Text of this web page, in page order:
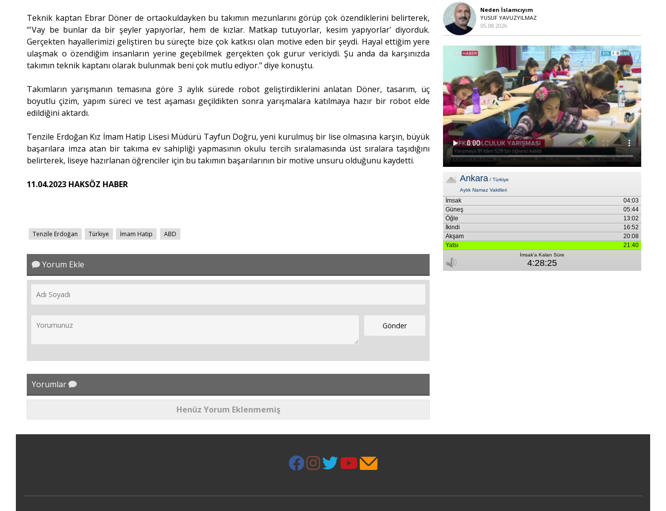
Teknik kaptan Ebrar Döner de ortaokuldayken bu takımın mezunlarını görüp çok özendiklerini belirterek,
"'Vay be bunlar da bir şeyler yapıyorlar, hem de kızlar. Matkap tutuyorlar, kesim yapıyorlar' diyorduk.
Gerçekten hayallerimizi geliştiren bu süreçte bize çok katkısı olan motive eden bir şeydi. Hayal ettiğim yere
ulaşmak o özendiğim insanların yerine geçebilmek gerçekten çok gurur vericiydi. Şu anda da karşınızda
takımın teknik kaptanı olarak bulunmak beni çok mutlu ediyor." diye konuştu.
Takımların yarışmanın temasına göre 3 aylık sürede robot geliştirdiklerini anlatan Döner, tasarım, üç
boyutlu çizim, yapım süreci ve test aşaması geçildikten sonra yarışmalara katılmaya hazır bir robot elde
edildiğini aktardı.
Tenzile Erdoğan Kız İmam Hatip Lisesi Müdürü Tayfun Doğru, yeni kurulmuş bir lise olmasına karşın, büyük
başarılara imza atan bir takıma ev sahipliği yapmasının okulu tercih sıralamasında üst sıralara taşıdığını
belirterek, liseye hazırlanan öğrenciler için bu takımın başarılarının bir motive unsuru olduğunu kaydetti.
11.04.2023 HAKSÖZ HABER
Tenzile Erdoğan Türkiye İmam Hatip ABD
Yorum Ekle
Yorumlar
Henüz Yorum Eklenmemiş
Neden İslamcıyım
YUSUF YAVUZYILMAZ
05.08.2026